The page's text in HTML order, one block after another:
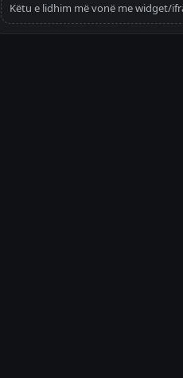
Këtu e lidhim më vonë me widget/